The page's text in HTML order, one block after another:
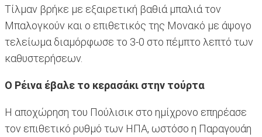
Τίλμαν βρήκε με εξαιρετική βαθιά μπαλιά τον
Μπαλογκούν και ο επιθετικός της Μονακό με άψογο
τελείωμα διαμόρφωσε το 3-0 στο πέμπτο λεπτό των
καθυστερήσεων.
Ο Ρέινα έβαλε το κερασάκι στην τούρτα
Η αποχώρηση του Πούλισικ στο ημίχρονο επηρέασε
τον επιθετικό ρυθμό των ΗΠΑ, ωστόσο η Παραγουάη